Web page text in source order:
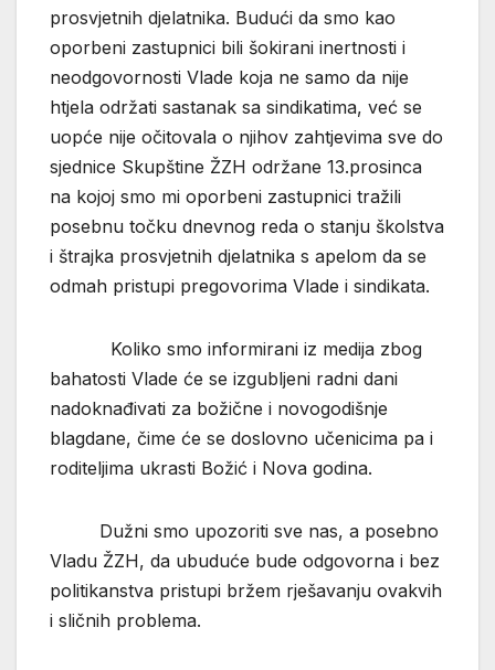
prosvjetnih djelatnika. Budući da smo kao
oporbeni zastupnici bili šokirani inertnosti i
neodgovornosti Vlade koja ne samo da nije
htjela održati sastanak sa sindikatima, već se
uopće nije očitovala o njihov zahtjevima sve do
sjednice Skupštine ŽZH održane 13.prosinca
na kojoj smo mi oporbeni zastupnici tražili
posebnu točku dnevnog reda o stanju školstva
i štrajka prosvjetnih djelatnika s apelom da se
odmah pristupi pregovorima Vlade i sindikata.
Koliko smo informirani iz medija zbog
bahatosti Vlade će se izgubljeni radni dani
nadoknađivati za božične i novogodišnje
blagdane, čime će se doslovno učenicima pa i
roditeljima ukrasti Božić i Nova godina.
Dužni smo upozoriti sve nas, a posebno
Vladu ŽZH, da ubuduće bude odgovorna i bez
politikanstva pristupi bržem rješavanju ovakvih
i sličnih problema.